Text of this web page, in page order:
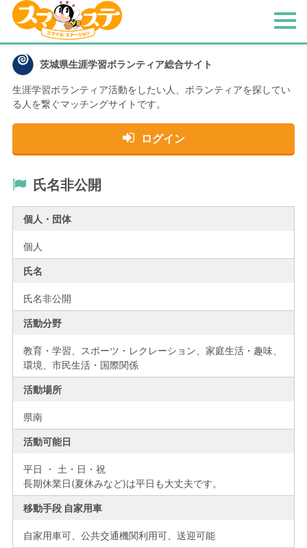
茨城県生涯学習ボランティア総合サイト
生涯学習ボランティア活動をしたい人、 ボランティアを探してい
る人を繋ぐマッチングサイトです。
ログイン
メ
氏名非公開
個人・団体
個人
氏名
氏名非公開
活動分野
教育・学習、スポーツ・レクレーション、家庭生活・趣味、
環境、市民生活・国際関係
活動場所
県南
活動可能日
平日 ・ 土・日・祝
長期休業日(夏休みなど)は平日も大丈夫です。
移動手段 自家用車
自家用車可、公共交通機関利用可、送迎可能